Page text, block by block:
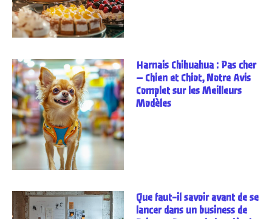
Harnais Chihuahua : Pas cher
– Chien et Chiot, Notre Avis
Complet sur les Meilleurs
Modèles
Que faut-il savoir avant de se
lancer dans un business de